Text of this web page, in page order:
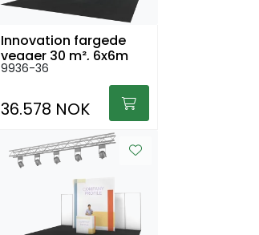
Innovation fargede
vegger 30 m², 6x6m
9936-36
36.578 NOK